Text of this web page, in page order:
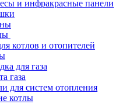
и инфракрасные панели
котлов и отопителей
для газа
газа
для систем отопления
котлы